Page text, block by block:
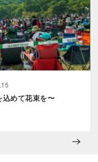
込めて花束を〜